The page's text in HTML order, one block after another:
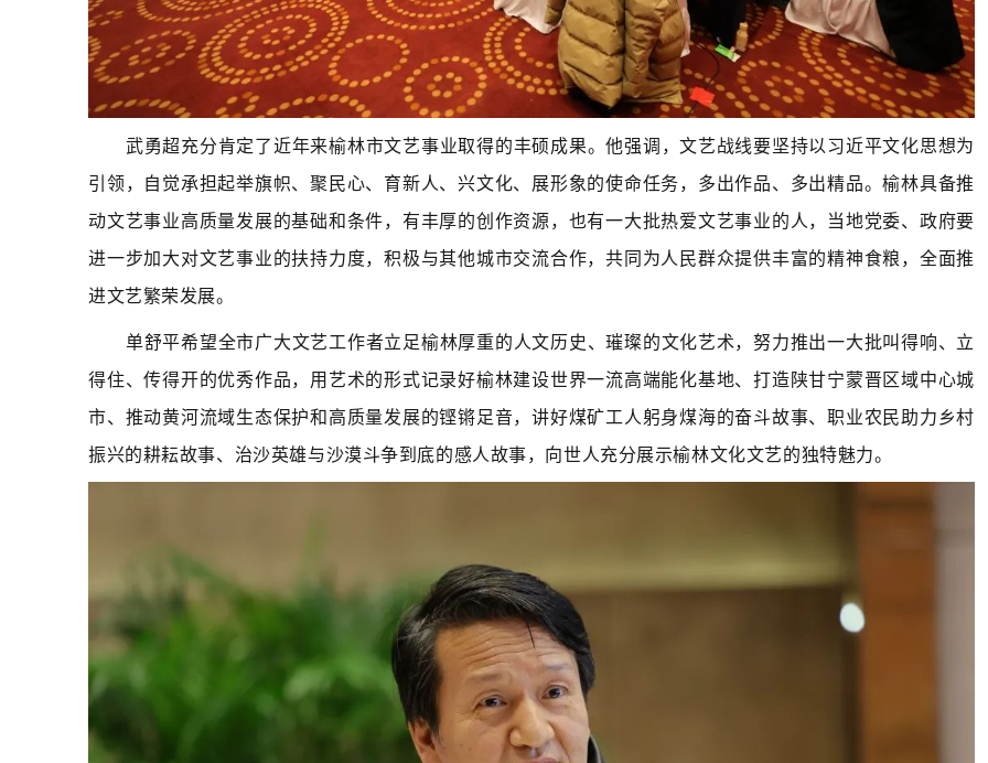
武勇超充分肯定了近年来榆林市文艺事业取得的丰硕成果。他强调，文艺战线要坚持以习近平文化思想为
引领，自觉承担起举旗帜、聚民心、育新人、兴文化、展形象的使命任务，多出作品、多出精品。榆林具备推
动文艺事业高质量发展的基础和条件，有丰厚的创作资源，也有一大批热爱文艺事业的人，当地党委、政府要
进一步加大对文艺事业的扶持力度，积极与其他城市交流合作，共同为人民群众提供丰富的精神食粮，全面推
进文艺繁荣发展。
单舒平希望全市广大文艺工作者立足榆林厚重的人文历史、璀璨的文化艺术，努力推出一大批叫得响、立
得住、传得开的优秀作品，用艺术的形式记录好榆林建设世界一流高端能化基地、打造陕甘宁蒙晋区域中心城
市、推动黄河流域生态保护和高质量发展的铿锵足音，讲好煤矿工人躬身煤海的奋斗故事、职业农民助力乡村
振兴的耕耘故事、治沙英雄与沙漠斗争到底的感人故事，向世人充分展示榆林文化文艺的独特魅力。